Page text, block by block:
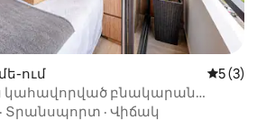
ում Միջին
5 (3)
բնակարան
· Տրանսպորտ · Վիճակ